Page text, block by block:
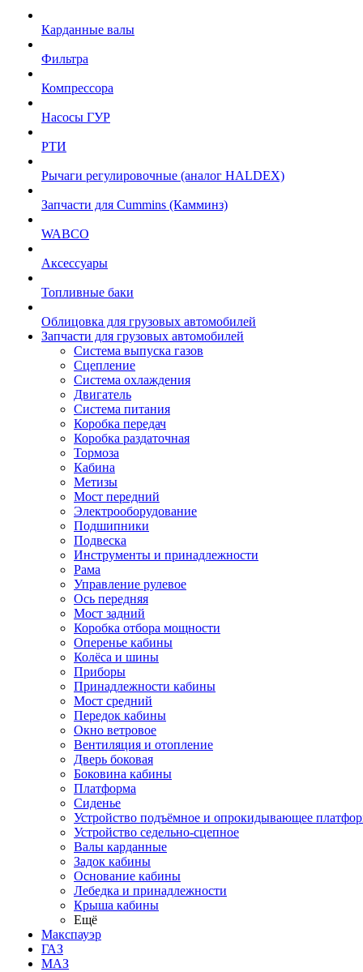
Карданные валы
Фильтра
Компрессора
Насосы ГУР
РТИ
Рычаги регулировочные (аналог HALDEX)
Запчасти для Cummins (Камминз)
WABCO
Аксессуары
Топливные баки
Облицовка для грузовых автомобилей
Запчасти для грузовых автомобилей
Система выпуска газов
Сцепление
Система охлаждения
Двигатель
Система питания
Коробка передач
Коробка раздаточная
Тормоза
Кабина
Метизы
Мост передний
Электрооборудование
Подшипники
Подвеска
Инструменты и принадлежности
Рама
Управление рулевое
Ось передняя
Мост задний
Коробка отбора мощности
Оперенье кабины
Колёса и шины
Приборы
Принадлежности кабины
Мост средний
Передок кабины
Окно ветровое
Вентиляция и отопление
Дверь боковая
Боковина кабины
Платформа
Сиденье
Устройство подъёмное и опрокидывающее
Устройство седельно-сцепное
Валы карданные
Задок кабины
Основание кабины
Лебедка и принадлежности
Крыша кабины
Ещё
Макспауэр
ГАЗ
МАЗ